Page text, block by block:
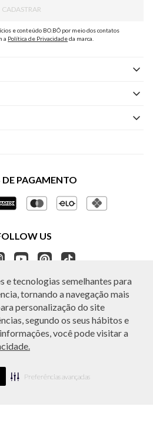
e tecnologias semelhantes para
tornando a navegação mais
personalização do site
segundo os seus hábitos e
você pode visitar a
Preferências avançadas
CADASTRAR
e conteúdo BO.BÔ por meio dos contatos
a Política de Privacidadeda marca.
DE PAGAMENTO
US
reservados. A BO.BÔ reserva-se no
a qualquer momento.
dúvidas:0800 440 2222.
8h às 20h de segunda a sábado, exceto